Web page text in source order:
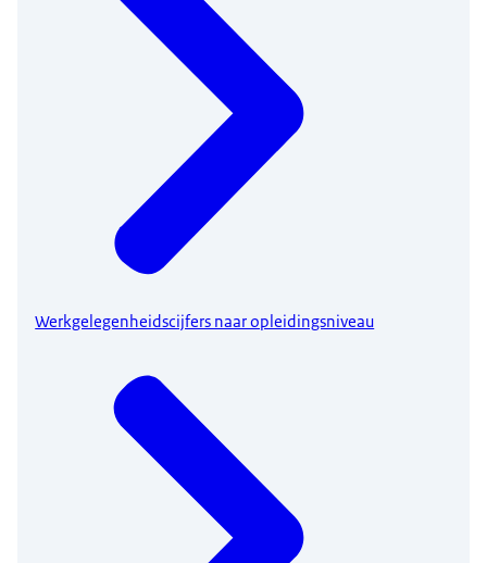
Werkgelegenheidscijfers naar opleidingsniveau